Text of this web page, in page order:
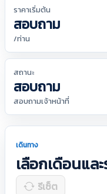
ราคาเริ่มต้น
สอบถาม
/ท่าน
สถานะ
สอบถาม
สอบถามเจ้าหน้าที่
เดินทาง
เลือกเดือนแล
รีเซ็ต